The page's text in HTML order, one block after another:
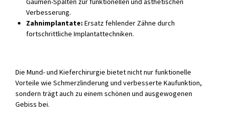
Verbesserung.
Zahnimplantate: Ersatz fehlender Zähne durch
fortschrittliche Implantattechniken.
Die Mund- und Kieferchirurgie bietet nicht nur funktionelle
Vorteile wie Schmerzlinderung und verbesserte Kaufunktion,
sondern trägt auch zu einem schönen und ausgewogenen
Gebiss bei.